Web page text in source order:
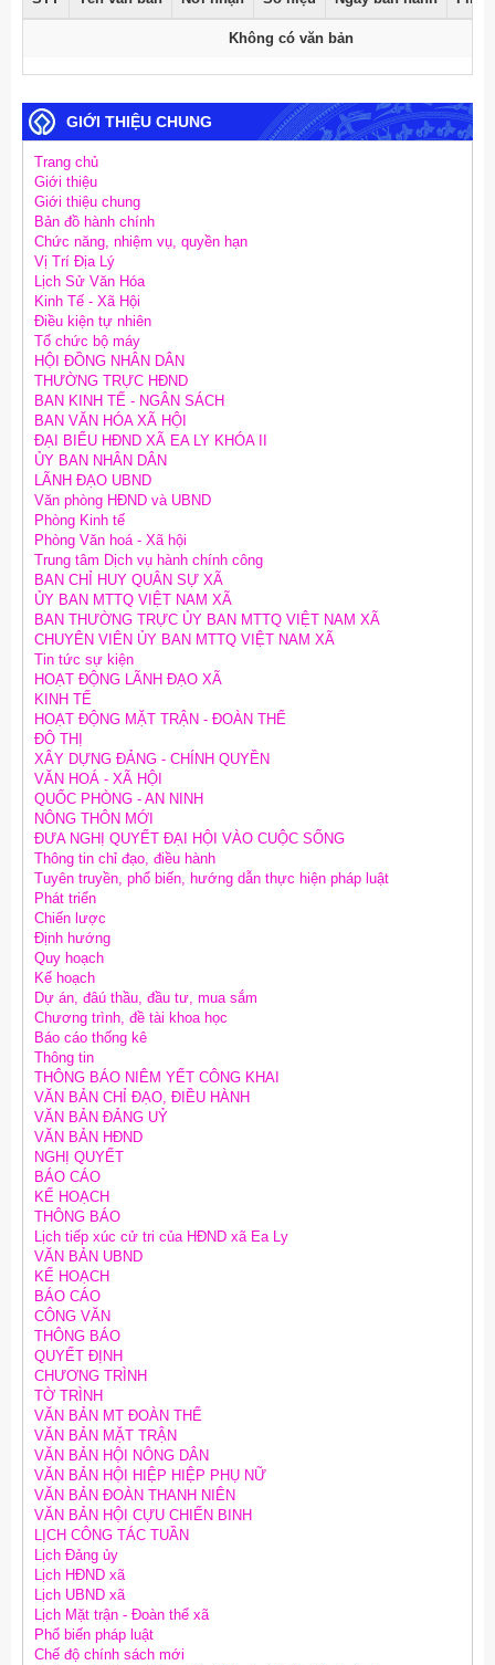
Không có văn bản
GIỚI THIỆU CHUNG
Trang chủ
Giới thiệu
Giới thiệu chung
Bản đồ hành chính
Chức năng, nhiệm vụ, quyền hạn
Vị Trí Địa Lý
Lịch Sử Văn Hóa
Kinh Tế - Xã Hội
Điều kiện tự nhiên
Tổ chức bộ máy
HỘI ĐỒNG NHÂN DÂN
THƯỜNG TRỰC HĐND
BAN KINH TẾ - NGÂN SÁCH
BAN VĂN HÓA XÃ HỘI
ĐẠI BIỂU HĐND XÃ EA LY KHÓA II
ỦY BAN NHÂN DÂN
LÃNH ĐẠO UBND
Văn phòng HĐND và UBND
Phòng Kinh tế
Phòng Văn hoá - Xã hội
Trung tâm Dịch vụ hành chính công
BAN CHỈ HUY QUÂN SỰ XÃ
ỦY BAN MTTQ VIỆT NAM XÃ
BAN THƯỜNG TRỰC ỦY BAN MTTQ VIỆT NAM XÃ
CHUYÊN VIÊN ỦY BAN MTTQ VIỆT NAM XÃ
Tin tức sự kiện
HOẠT ĐỘNG LÃNH ĐẠO XÃ
KINH TẾ
HOẠT ĐỘNG MẶT TRẬN - ĐOÀN THỂ
ĐÔ THỊ
XÂY DỰNG ĐẢNG - CHÍNH QUYỀN
VĂN HOÁ - XÃ HỘI
QUỐC PHÒNG - AN NINH
NÔNG THÔN MỚI
ĐƯA NGHỊ QUYẾT ĐẠI HỘI VÀO CUỘC SỐNG
Thông tin chỉ đạo, điều hành
Tuyên truyền, phổ biến, hướng dẫn thực hiện pháp luật
Phát triển
Chiến lược
Định hướng
Quy hoạch
Kế hoạch
Dự án, đâú thầu, đầu tư, mua sắm
Chương trình, đề tài khoa học
Báo cáo thống kê
Thông tin
THÔNG BÁO NIÊM YẾT CÔNG KHAI
VĂN BẢN CHỈ ĐẠO, ĐIỀU HÀNH
VĂN BẢN ĐẢNG UỶ
VĂN BẢN HĐND
NGHỊ QUYẾT
BÁO CÁO
KẾ HOẠCH
THÔNG BÁO
Lịch tiếp xúc cử tri của HĐND xã Ea Ly
VĂN BẢN UBND
KẾ HOẠCH
BÁO CÁO
CÔNG VĂN
THÔNG BÁO
QUYẾT ĐỊNH
CHƯƠNG TRÌNH
TỜ TRÌNH
VĂN BẢN MT ĐOÀN THỂ
VĂN BẢN MẶT TRẬN
VĂN BẢN HỘI NÔNG DÂN
VĂN BẢN HỘI HIỆP HIỆP PHỤ NỮ
VĂN BẢN ĐOÀN THANH NIÊN
VĂN BẢN HỘI CỰU CHIẾN BINH
LỊCH CÔNG TÁC TUẦN
Lịch Đảng ủy
Lịch HĐND xã
Lịch UBND xã
Lịch Mặt trận - Đoàn thể xã
Phổ biến pháp luật
Chế độ chính sách mới